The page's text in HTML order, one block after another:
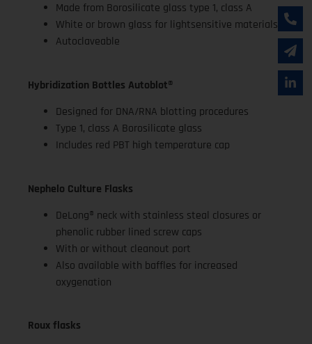
Made from Borosilicate glass type 1, class A
White or brown glass for lightsensitive materials
Autoclaveable
Hybridization Bottles Autoblot®
Designed for DNA/RNA blotting procedures
Type 1, class A Borosilicate glass
Includes red PBT high temperature cap
Nephelo Culture Flasks
DeLong® neck with stainless steal closures or
phenolic rubber lined screw caps
With or without cleanout port
Also available with baffles for increased
oxygenation
Roux flasks